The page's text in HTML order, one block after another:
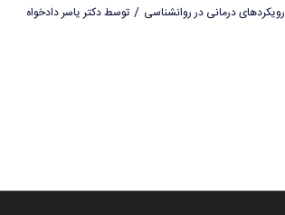
رویکردهای درمانی در روانشناسی / توسطدکتر یاسر دادخواه